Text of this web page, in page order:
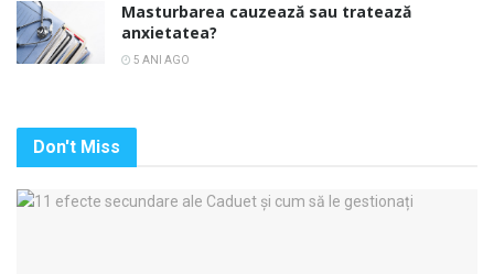
Masturbarea cauzează sau tratează
anxietatea?
5 ANI AGO
Don't Miss